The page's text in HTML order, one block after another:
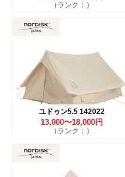
（ランク：）
ユドゥン5.5 142022
13,000〜18,000円
（ランク：）